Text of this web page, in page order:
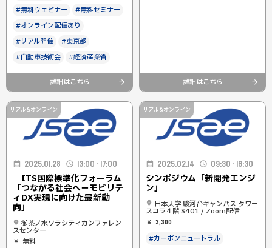
#無料ウェビナー
#無料セミナー
#オンライン配信あり
#リアル開催
#東京都
#自動車技術会
#経済産業省
詳細はこちら 詳細はこちら
リアル&オンライン
2025.01.28 13:00 - 17:00
ITS国際標準化フォーラム
「つながる社会へ－モビリテ
ィDX実現に向けた最新動
向」
御茶ノ水ソラシティカンファレン
スセンター
無料
リアル&オンライン
2025.02.14 09:30 - 16:30
シンポジウム「新開発エンジ
ン」
日本大学 駿河台キャンパス タワー
スコラ４階 S401 / Zoom配信
3,300
#カーボンニュートラル